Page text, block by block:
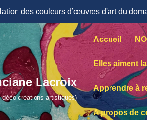
des couleurs d’œuvres d'art du
Lacroix
déco-créations artistiques)
Accueil
Elles aiment
Apprendre à
A propos de